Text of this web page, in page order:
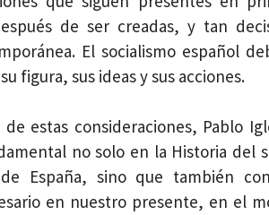
de ser creadas, y tan
El socialismo español
figura, sus ideas y sus acciones.
estas consideraciones, Pablo
no solo en la Historia del
España, sino que también
en nuestro presente, en el